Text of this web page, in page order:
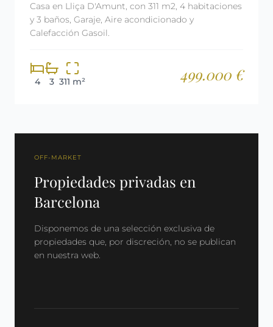
Casa en Lliça D'Amunt, con 311 m2, 4 habitaciones
y 3 baños, Garaje, Aire acondicionado y
Calefacción Gasoil.
4 3 311 m² 499.000 €
OFF-MARKET
Propiedades privadas en
Barcelona
Disponemos de una selección exclusiva de
propiedades que, por discreción, no se publican
en nuestra web.